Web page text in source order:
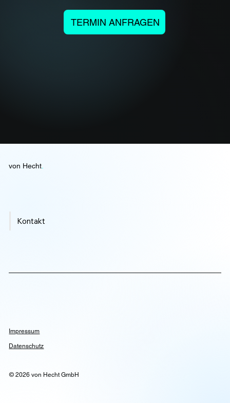
TERMIN ANFRAGEN
von Hecht.
Kontakt
© 2026 von Hecht GmbH
Impressum
Datenschutz